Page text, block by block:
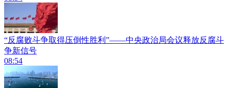
“反腐败斗争取得压倒性胜利”——中央政治局会议释放反腐斗
争新信号
08:54